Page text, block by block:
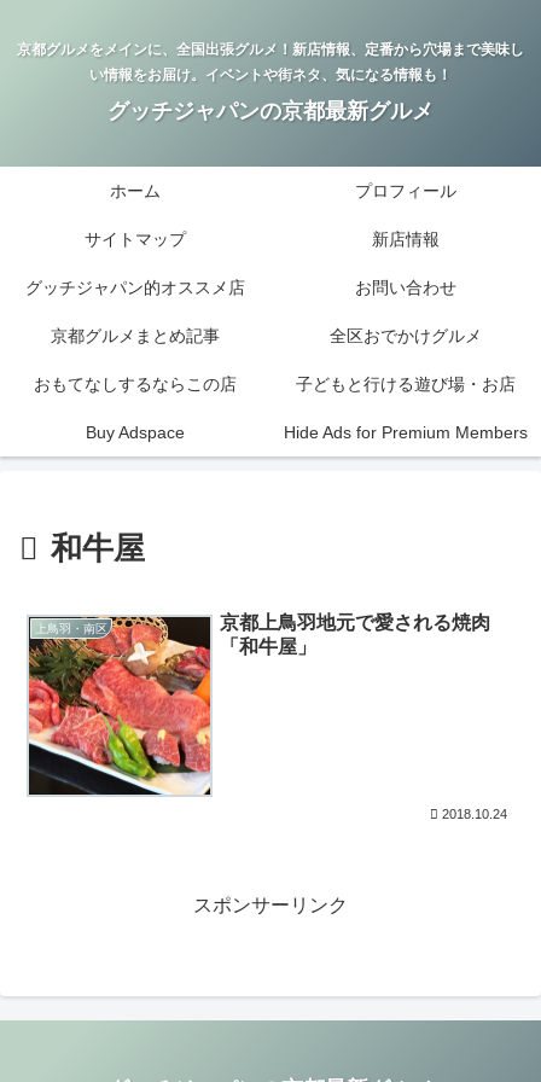
京都グルメをメインに、全国出張グルメ！新店情報、定番から穴場まで美味し
い情報をお届け。イベントや街ネタ、気になる情報も！
グッチジャパンの京都最新グルメ
ホーム プロフィール
サイトマップ 新店情報
グッチジャパン的オススメ店 お問い合わせ
京都グルメまとめ記事 全区おでかけグルメ
おもてなしするならこの店 子どもと行ける遊び場・お店
Buy Adspace Hide Ads for Premium Members
和牛屋
上鳥羽・南区
京都上鳥羽地元で愛される焼肉
「和牛屋」
2018.10.24
スポンサーリンク